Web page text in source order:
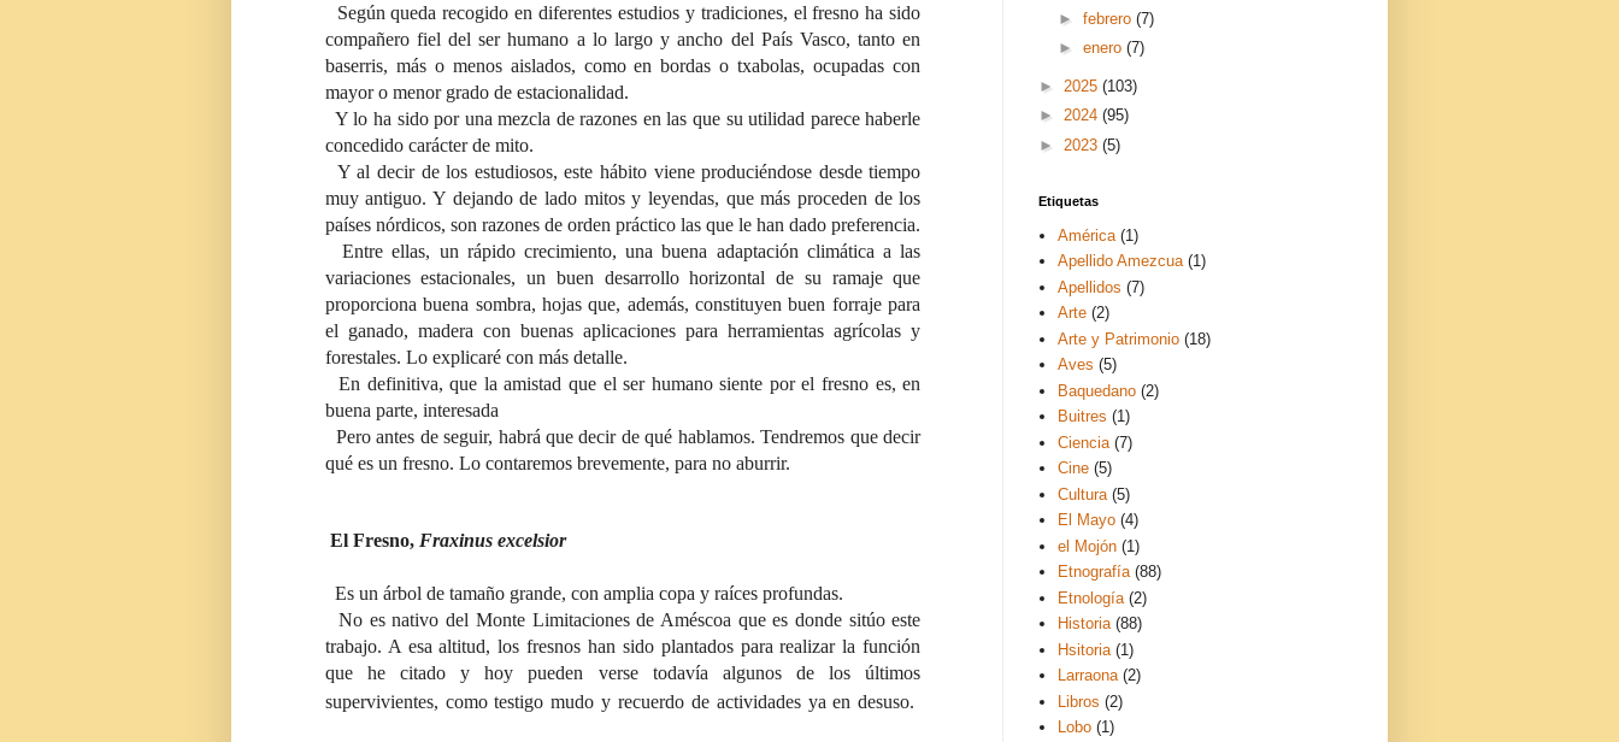
Según queda recogido en diferentes estudios y tradiciones, el fresno ha sido
compañero fiel del ser humano a lo largo y ancho del País Vasco, tanto en
baserris, más o menos aislados, como en bordas o txabolas, ocupadas con
mayor o menor grado de estacionalidad.
Y lo ha sido por una mezcla de razones en las que su utilidad parece haberle
concedido carácter de mito.
Y al decir de los estudiosos, este hábito viene produciéndose desde tiempo
muy antiguo. Y dejando de lado mitos y leyendas, que más proceden de los
países nórdicos, son razones de orden práctico las que le han dado preferencia.
Entre ellas, un rápido crecimiento, una buena adaptación climática a las
variaciones estacionales, un buen desarrollo horizontal de su ramaje que
proporciona buena sombra, hojas que, además, constituyen buen forraje para
el ganado, madera con buenas aplicaciones para herramientas agrícolas y
forestales. Lo explicaré con más detalle.
En definitiva, que la amistad que el ser humano siente por el fresno es, en
buena parte, interesada
Peroantes de seguir, habrá que decir de qué hablamos. Tendremos que decir
qué es un fresno. Lo contaremos brevemente, para no aburrir.
El Fresno, Fraxinus excelsior
Es un árbol de tamaño grande, con amplia copa y raíces profundas.
No es nativo del Monte Limitaciones de Améscoa que es donde sitúo este
trabajo. A esa altitud, los fresnos han sido plantados para realizar la función
que he citado y hoy pueden verse todavía algunos de los últimos
supervivientes, como testigo mudo y recuerdo de actividades ya en desuso.
► febrero (7)
► enero (7)
► 2025 (103)
► 2024 (95)
► 2023 (5)
Etiquetas
América (1)
Apellido Amezcua (1)
Apellidos (7)
Arte (2)
Arte y Patrimonio (18)
Aves (5)
Baquedano (2)
Buitres (1)
Ciencia (7)
Cine (5)
Cultura (5)
El Mayo (4)
el Mojón (1)
Etnografía (88)
Etnología (2)
Historia (88)
Hsitoria (1)
Larraona (2)
Libros (2)
Lobo (1)